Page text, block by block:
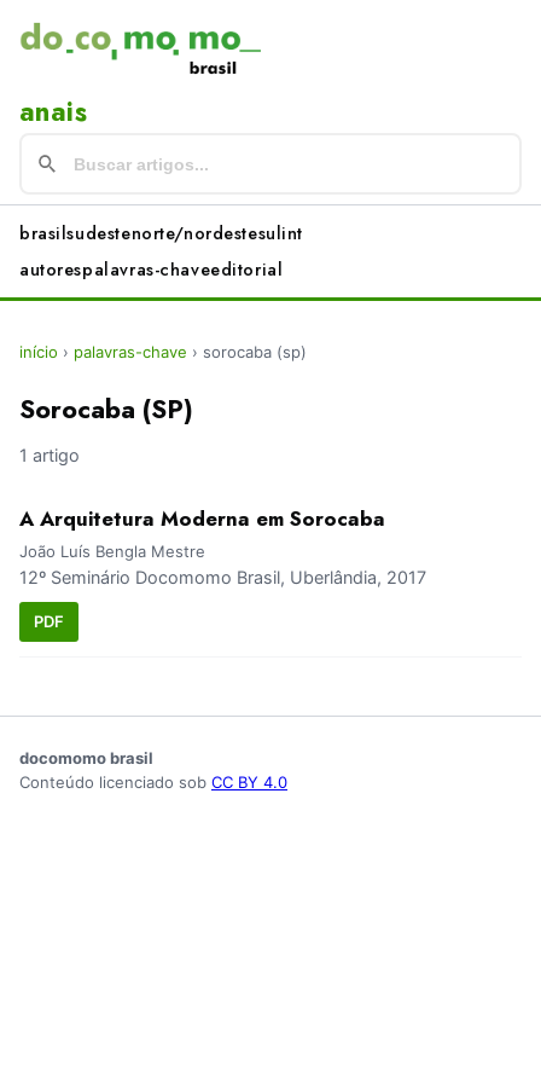
anais
brasilsudestenorte/nordestesulint
autorespalavras-chaveeditorial
início › palavras-chave › sorocaba (sp)
Sorocaba (SP)
1 artigo
A Arquitetura Moderna em Sorocaba
João Luís Bengla Mestre
12º Seminário Docomomo Brasil, Uberlândia, 2017
PDF
docomomo brasil
Conteúdo licenciado sob CC BY 4.0